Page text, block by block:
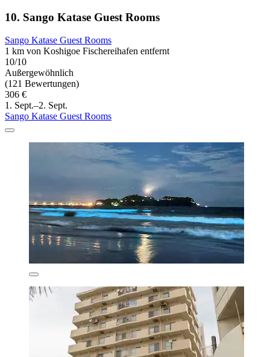
10. Sango Katase Guest Rooms
Sango Katase Guest Rooms
1 km von Koshigoe Fischereihafen entfernt
10/10
Außergewöhnlich
(121 Bewertungen)
306 €
1. Sept.–2. Sept.
Sango Katase Guest Rooms